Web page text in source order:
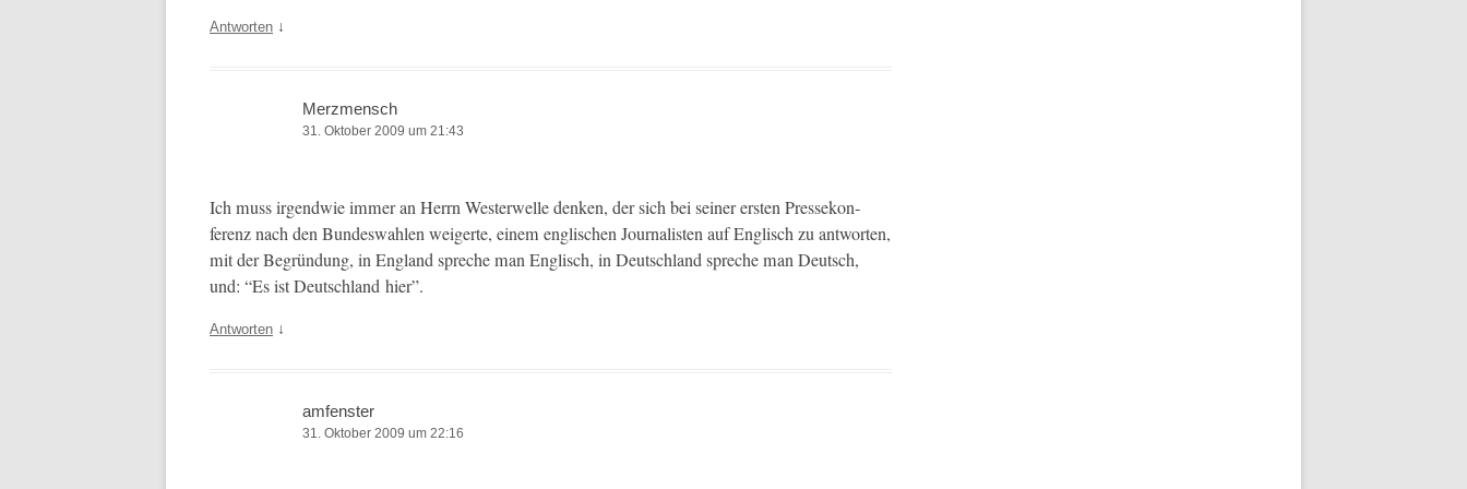
Antworten ↓
Merzmensch
31. Oktober 2009 um 21:43
Ich muss irgend­wie immer an Her­rn West­er­welle denken, der sich bei sein­er ersten Pressekon­
ferenz nach den Bun­deswahlen weigerte, einem englis­chen Jour­nal­is­ten auf Englisch zu antworten,
mit der Begrün­dung, in Eng­land spreche man Englisch, in Deutsch­land spreche man Deutsch,
und: “Es ist Deutsch­land hier”.
Antworten ↓
amfenster
31. Oktober 2009 um 22:16